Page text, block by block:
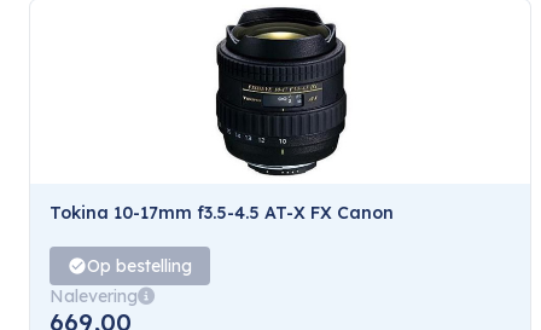
Tokina 10-17mm f3.5-4.5 AT-X FX Canon
Op bestelling
Nalevering
669,00